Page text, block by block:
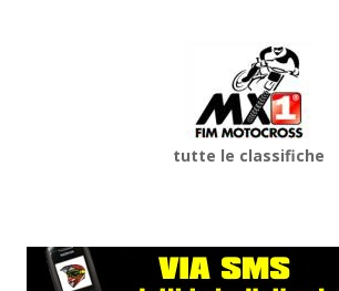
tutte le classifiche